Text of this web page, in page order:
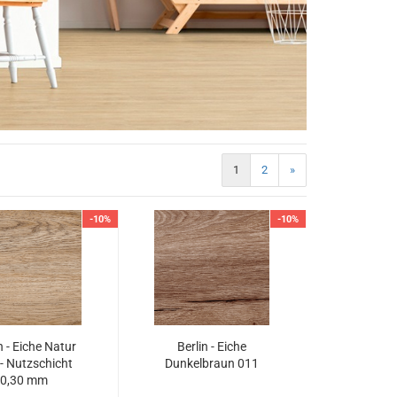
Nova zum
1 2 »
-10%
- Eiche Natur
Nutzschicht
0,30 mm
-10%
Berlin - Eiche
Dunkelbraun 011